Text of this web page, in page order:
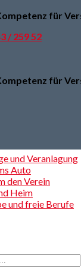
für
/ 259 52
für
und Veranlagung
Auto
den Verein
Heim
und freie Berufe